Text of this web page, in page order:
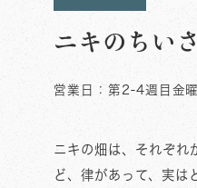
ニキのちい
営業日：第2-4週目金
ニキの畑は、それぞれ
ど、律があって、実は